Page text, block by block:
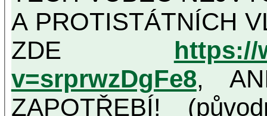
A PROTISTÁTNÍCH
ZDE https://
v=srprwzDgFe8,
ZAPOTŘEBÍ!